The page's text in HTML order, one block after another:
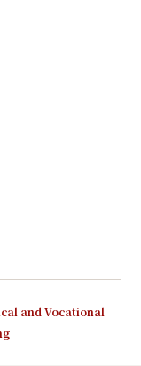
and Vocational